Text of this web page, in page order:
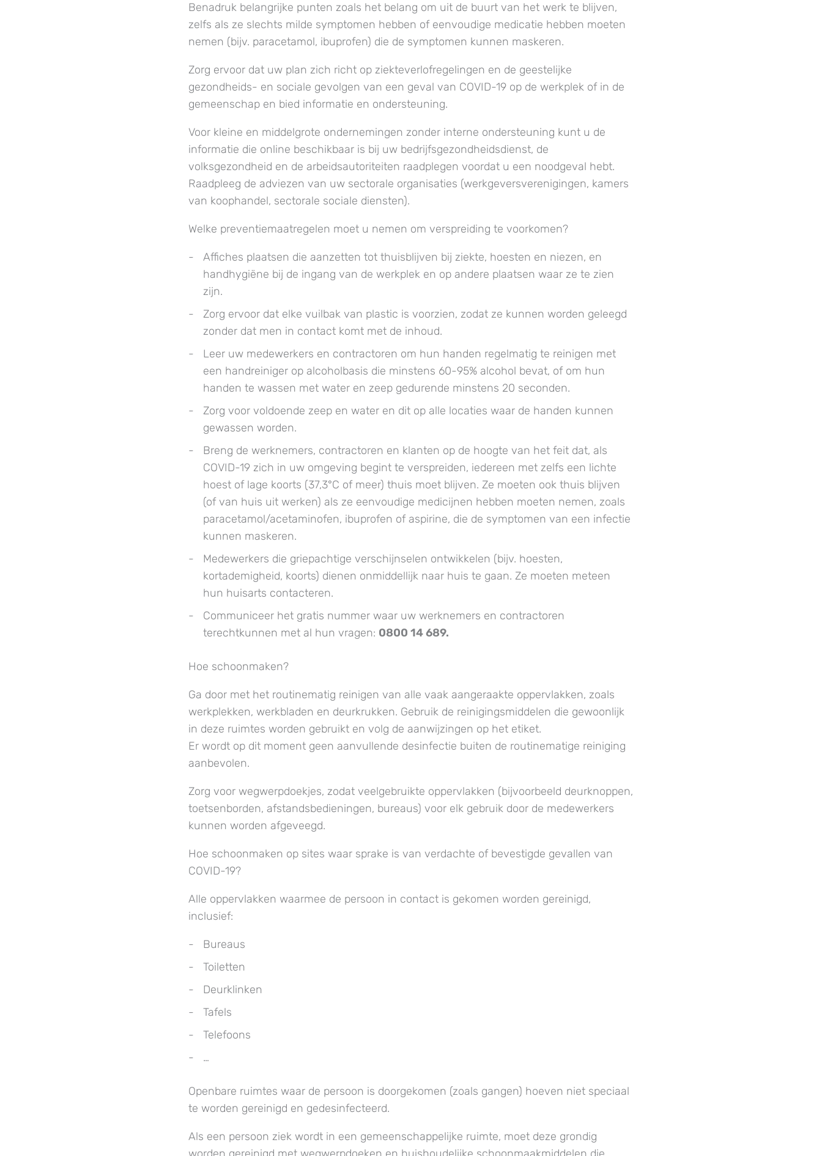
Benadruk belangrijke punten zoals het belang om uit de buurt van het werk te blijven,
zelfs als ze slechts milde symptomen hebben of eenvoudige medicatie hebben moeten
nemen (bijv. paracetamol, ibuprofen) die de symptomen kunnen maskeren.
Zorg ervoor dat uw plan zich richt op ziekteverlofregelingen en de geestelijke
gezondheids- en sociale gevolgen van een geval van COVID-19 op de werkplek of in de
gemeenschap en bied informatie en ondersteuning.
Voor kleine en middelgrote ondernemingen zonder interne ondersteuning kunt u de
informatie die online beschikbaar is bij uw bedrijfsgezondheidsdienst, de
volksgezondheid en de arbeidsautoriteiten raadplegen voordat u een noodgeval hebt.
Raadpleeg de adviezen van uw sectorale organisaties (werkgeversverenigingen, kamers
van koophandel, sectorale sociale diensten).
Welke preventiemaatregelen moet u nemen om verspreiding te voorkomen?
Affiches plaatsen die aanzetten tot thuisblijven bij ziekte, hoesten en niezen, en
handhygiëne bij de ingang van de werkplek en op andere plaatsen waar ze te zien
zijn.
Zorg ervoor dat elke vuilbak van plastic is voorzien, zodat ze kunnen worden geleegd
zonder dat men in contact komt met de inhoud.
Leer uw medewerkers en contractoren om hun handen regelmatig te reinigen met
een handreiniger op alcoholbasis die minstens 60-95% alcohol bevat, of om hun
handen te wassen met water en zeep gedurende minstens 20 seconden.
Zorg voor voldoende zeep en water en dit op alle locaties waar de handen kunnen
gewassen worden.
Breng de werknemers, contractoren en klanten op de hoogte van het feit dat, als
COVID-19 zich in uw omgeving begint te verspreiden, iedereen met zelfs een lichte
hoest of lage koorts (37,3°C of meer) thuis moet blijven. Ze moeten ook thuis blijven
(of van huis uit werken) als ze eenvoudige medicijnen hebben moeten nemen, zoals
paracetamol/acetaminofen, ibuprofen of aspirine, die de symptomen van een infectie
kunnen maskeren.
Medewerkers die griepachtige verschijnselen ontwikkelen (bijv. hoesten,
kortademigheid, koorts) dienen onmiddellijk naar huis te gaan. Ze moeten meteen
hun huisarts contacteren.
Communiceer het gratis nummer waar uw werknemers en contractoren
terechtkunnen met al hun vragen: 0800 14 689.
Hoe schoonmaken?
Ga door met het routinematig reinigen van alle vaak aangeraakte oppervlakken, zoals
werkplekken, werkbladen en deurkrukken. Gebruik de reinigingsmiddelen die gewoonlijk
in deze ruimtes worden gebruikt en volg de aanwijzingen op het etiket.
Er wordt op dit moment geen aanvullende desinfectie buiten de routinematige reiniging
aanbevolen.
Zorg voor wegwerpdoekjes, zodat veelgebruikte oppervlakken (bijvoorbeeld deurknoppen,
toetsenborden, afstandsbedieningen, bureaus) voor elk gebruik door de medewerkers
kunnen worden afgeveegd.
Hoe schoonmaken op sites waar sprake is van verdachte of bevestigde gevallen van
COVID-19?
Alle oppervlakken waarmee de persoon in contact is gekomen worden gereinigd,
inclusief:
Bureaus
Toiletten
Deurklinken
Tafels
Telefoons
…
Openbare ruimtes waar de persoon is doorgekomen (zoals gangen) hoeven niet speciaal
te worden gereinigd en gedesinfecteerd.
Als een persoon ziek wordt in een gemeenschappelijke ruimte, moet deze grondig